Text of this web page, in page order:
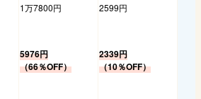
1万7800円 2599円
5976円
（66％OFF）
2339円
（10％OFF）